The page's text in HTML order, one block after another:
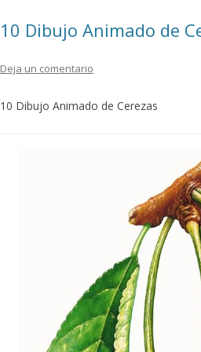
10 Dibujo Animado de
Deja un comentario
10 Dibujo Animado de Cerezas